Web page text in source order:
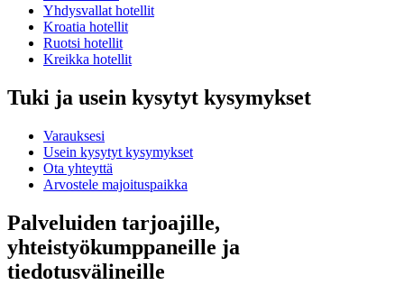
Yhdysvallat hotellit
Kroatia hotellit
Ruotsi hotellit
Kreikka hotellit
Tuki ja usein kysytyt kysymykset
Varauksesi
Usein kysytyt kysymykset
Ota yhteyttä
Arvostele majoituspaikka
Palveluiden tarjoajille,
yhteistyökumppaneille ja
tiedotusvälineille